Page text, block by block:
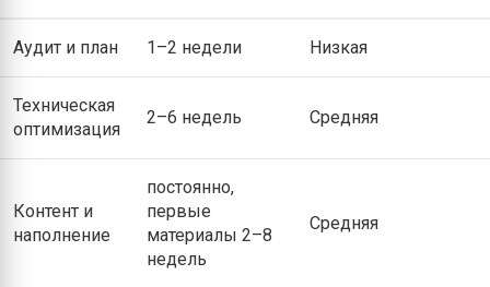
Аудит и план 1–2 недели Низкая
Техническая
оптимизация
2–6 недель Средняя
Контент и
наполнение
постоянно,
первые
материалы 2–8
недель
Средняя